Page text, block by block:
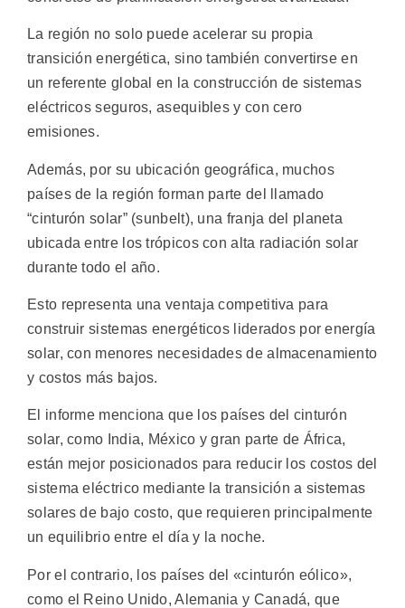
La región no solo puede acelerar su propia
transición energética, sino también convertirse en
un referente global en la construcción de sistemas
eléctricos seguros, asequibles y con cero
emisiones.
Además, por su ubicación geográfica, muchos
países de la región forman parte del llamado
“cinturón solar” (sunbelt), una franja del planeta
ubicada entre los trópicos con alta radiación solar
durante todo el año.
Esto representa una ventaja competitiva para
construir sistemas energéticos liderados por energía
solar, con menores necesidades de almacenamiento
y costos más bajos.
El informe menciona que los países del cinturón
solar, como India, México y gran parte de África,
están mejor posicionados para reducir los costos del
sistema eléctrico mediante la transición a sistemas
solares de bajo costo, que requieren principalmente
un equilibrio entre el día y la noche.
Por el contrario, los países del «cinturón eólico»,
como el Reino Unido, Alemania y Canadá, que